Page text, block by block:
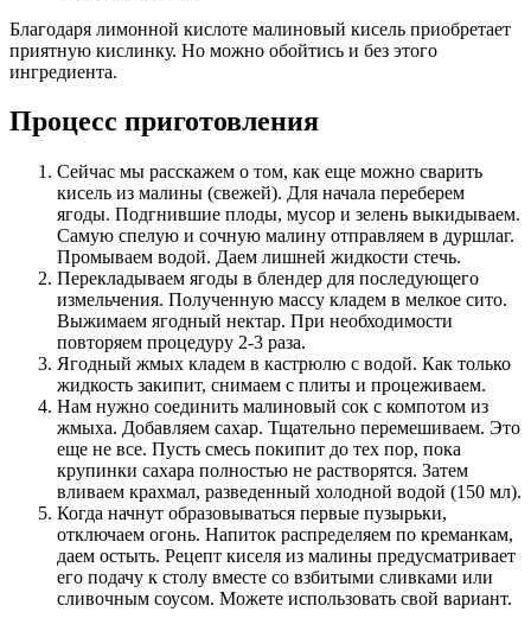
Благодаря лимонной кислоте малиновый кисель приобретает
приятную кислинку. Но можно обойтись и без этого
ингредиента.
Процесс приготовления
Сейчас мы расскажем о том, как еще можно сварить
кисель из малины (свежей). Для начала переберем
ягоды. Подгнившие плоды, мусор и зелень выкидываем.
Самую спелую и сочную малину отправляем в дуршлаг.
Промываем водой. Даем лишней жидкости стечь.
Перекладываем ягоды в блендер для последующего
измельчения. Полученную массу кладем в мелкое сито.
Выжимаем ягодный нектар. При необходимости
повторяем процедуру 2-3 раза.
Ягодный жмых кладем в кастрюлю с водой. Как только
жидкость закипит, снимаем с плиты и процеживаем.
Нам нужно соединить малиновый сок с компотом из
жмыха. Добавляем сахар. Тщательно перемешиваем. Это
еще не все. Пусть смесь покипит до тех пор, пока
крупинки сахара полностью не растворятся. Затем
вливаем крахмал, разведенный холодной водой (150 мл).
Когда начнут образовываться первые пузырьки,
отключаем огонь. Напиток распределяем по креманкам,
даем остыть. Рецепт киселя из малины предусматривает
его подачу к столу вместе со взбитыми сливками или
сливочным соусом. Можете использовать свой вариант.